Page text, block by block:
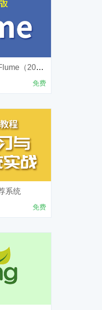
尚硅谷大数据技术之Flume（2019新版）
免费
系统
免费